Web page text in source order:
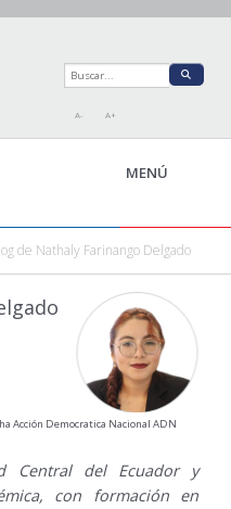
A- A+
MENÚ
de Nathaly Farinango Delgado
Acción Democratica Nacional ADN
Central del Ecuador y
con formación en